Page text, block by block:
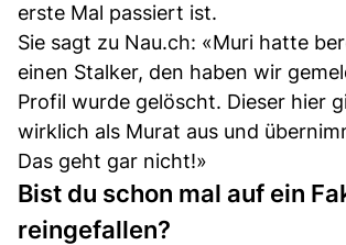
erste Mal passiert ist.
Sie sagt zu Nau.ch: «Muri hatte
einen Stalker, den haben wir
Profil wurde gelöscht. Dieser hier
wirklich als Murat aus und
Das geht gar nicht!»
Bist du schon mal auf ein
reingefallen?